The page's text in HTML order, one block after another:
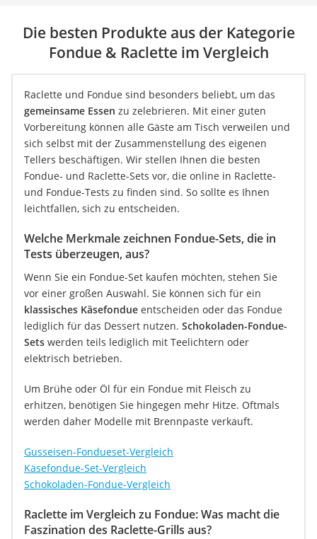
Die besten Produkte aus der Kategorie
Fondue & Raclette im Vergleich
Raclette und Fondue sind besonders beliebt, um das
gemeinsame Essen zu zelebrieren. Mit einer guten
Vorbereitung können alle Gäste am Tisch verweilen und
sich selbst mit der Zusammenstellung des eigenen
Tellers beschäftigen. Wir stellen Ihnen die besten
Fondue- und Raclette-Sets vor, die online in Raclette-
und Fondue-Tests zu finden sind. So sollte es Ihnen
leichtfallen, sich zu entscheiden.
Welche Merkmale zeichnen Fondue-Sets, die in
Tests überzeugen, aus?
Wenn Sie ein Fondue-Set kaufen möchten, stehen Sie
vor einer großen Auswahl. Sie können sich für ein
klassisches Käsefondue entscheiden oder das Fondue
lediglich für das Dessert nutzen. Schokoladen-Fondue-
Sets werden teils lediglich mit Teelichtern oder
elektrisch betrieben.
Um Brühe oder Öl für ein Fondue mit Fleisch zu
erhitzen, benötigen Sie hingegen mehr Hitze. Oftmals
werden daher Modelle mit Brennpaste verkauft.
Gusseisen-Fondueset-Vergleich
Käsefondue-Set-Vergleich
Schokoladen-Fondue-Vergleich
Raclette im Vergleich zu Fondue: Was macht die
Faszination des Raclette-Grills aus?